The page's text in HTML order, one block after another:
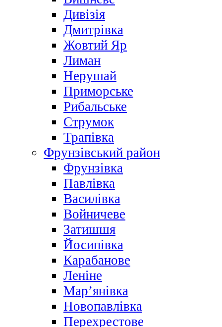
Дивізія
Дмитрівка
Жовтий Яр
Лиман
Нерушай
Приморське
Рибальське
Струмок
Трапівка
Фрунзівський район
Фрунзівка
Павлівка
Василівка
Войничеве
Затишшя
Йосипівка
Карабанове
Леніне
Мар’янівка
Новопавлівка
Перехрестове